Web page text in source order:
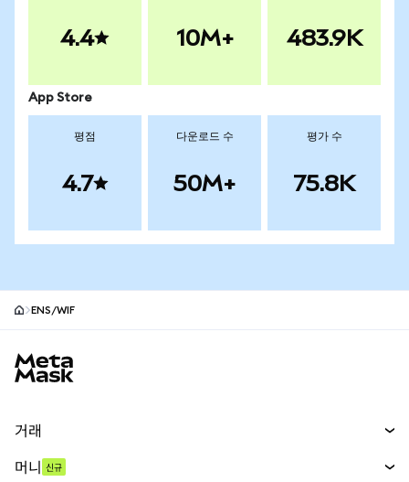
4.4 10M+ 483.9K
App Store
평점
4.7
다운로드 수
50M+
평가 수
75.8K
ENS/WIF
거래
머니 신규